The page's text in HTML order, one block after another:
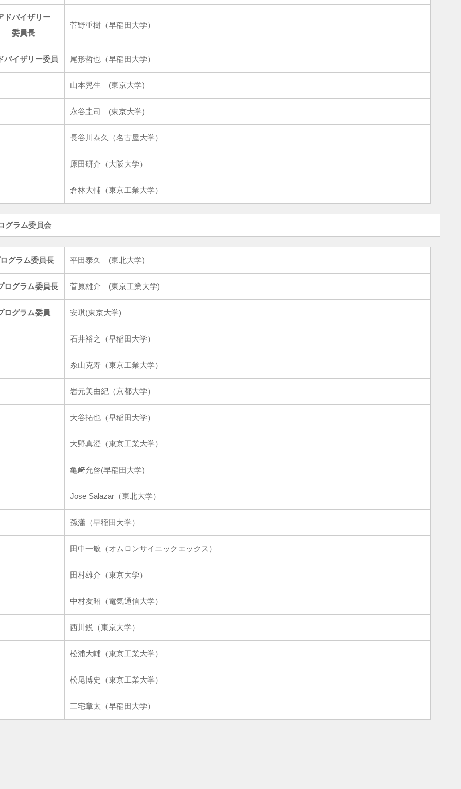
ドバイザリー
委員長
菅野重樹（早稲田大学）
バイザリー委員 尾形哲也（早稲田大学）
山本晃生 (東京大学)
永谷圭司 (東京大学)
長谷川泰久（名古屋大学）
原田研介（大阪大学）
倉林大輔（東京工業大学）
ログラム委員会
グラム委員長 平田泰久 (東北大学)
ログラム委員長 菅原雄介 (東京工業大学)
ログラム委員 安琪(東京大学)
石井裕之（早稲田大学）
糸山克寿（東京工業大学）
岩元美由紀（京都大学）
大谷拓也（早稲田大学）
大野真澄（東京工業大学）
亀﨑允啓(早稲田大学)
Jose Salazar（東北大学）
孫瀟（早稲田大学）
田中一敏（オムロンサイニックエックス）
田村雄介（東京大学）
中村友昭（電気通信大学）
西川鋭（東京大学）
松浦大輔（東京工業大学）
松尾博史（東京工業大学）
三宅章太（早稲田大学）